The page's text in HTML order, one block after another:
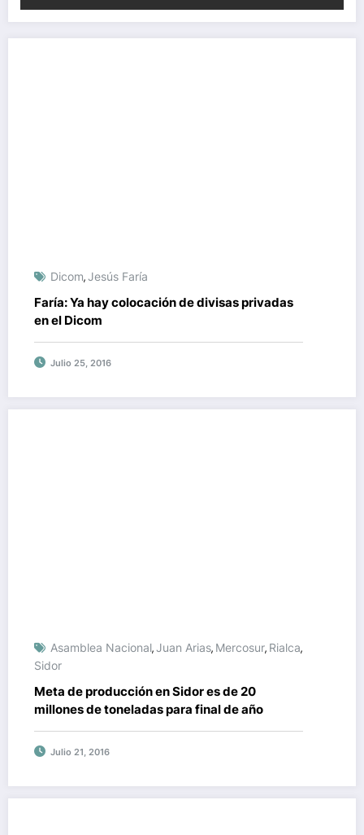
Dicom,Jesús Faría
Faría: Ya hay colocación de divisas privadas
en el Dicom
Julio 25, 2016
Asamblea Nacional,Juan Arias, Mercosur, Rialca,
Sidor
Meta de producción en Sidor es de 20
millones de toneladas para final de año
Julio 21, 2016